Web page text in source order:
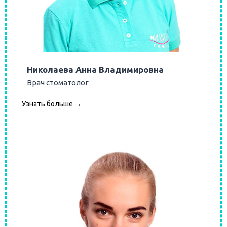
Николаева Анна Владимировна
Врач стоматолог
Узнать больше →